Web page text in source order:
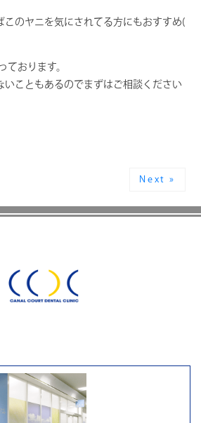
このヤニを気にされてる方にもおすすめ(
ております。
いこともあるのでまずはご相談ください
Next »